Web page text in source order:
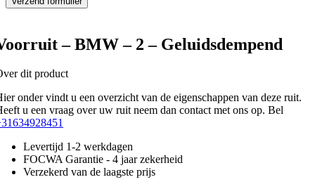
– BMW – 2 – Geluidsdempend
dit product
onder vindt u een overzicht van de eigenschappen van deze ruit.
u een vraag over uw ruit neem dan contact met ons op. Bel
Levertijd 1-2 werkdagen
FOCWA Garantie - 4 jaar zekerheid
Verzekerd van de laagste prijs